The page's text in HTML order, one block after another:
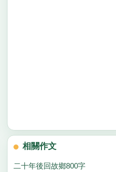
相關作文
二十年後回故鄉800字